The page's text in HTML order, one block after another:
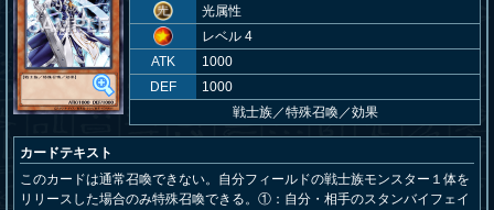
光属性
レベル 4
ATK
1000
DEF
1000
戦士族／特殊召喚／効果
カードテキスト
このカードは通常召喚できない。自分フィールドの戦士族モンスター１体を
リリースした場合のみ特殊召喚できる。①：自分・相手のスタンバイフェイ